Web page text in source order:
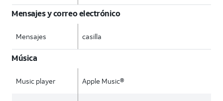
Mensajes y correo electrónico
Mensajes casilla
Música
Music player Apple Music®